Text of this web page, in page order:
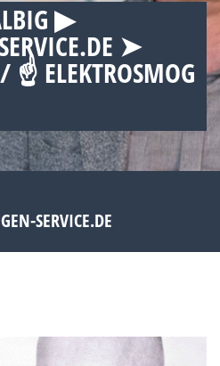
▶︎
➤
☝ ELEKTROSMOG
SERVICE.DE